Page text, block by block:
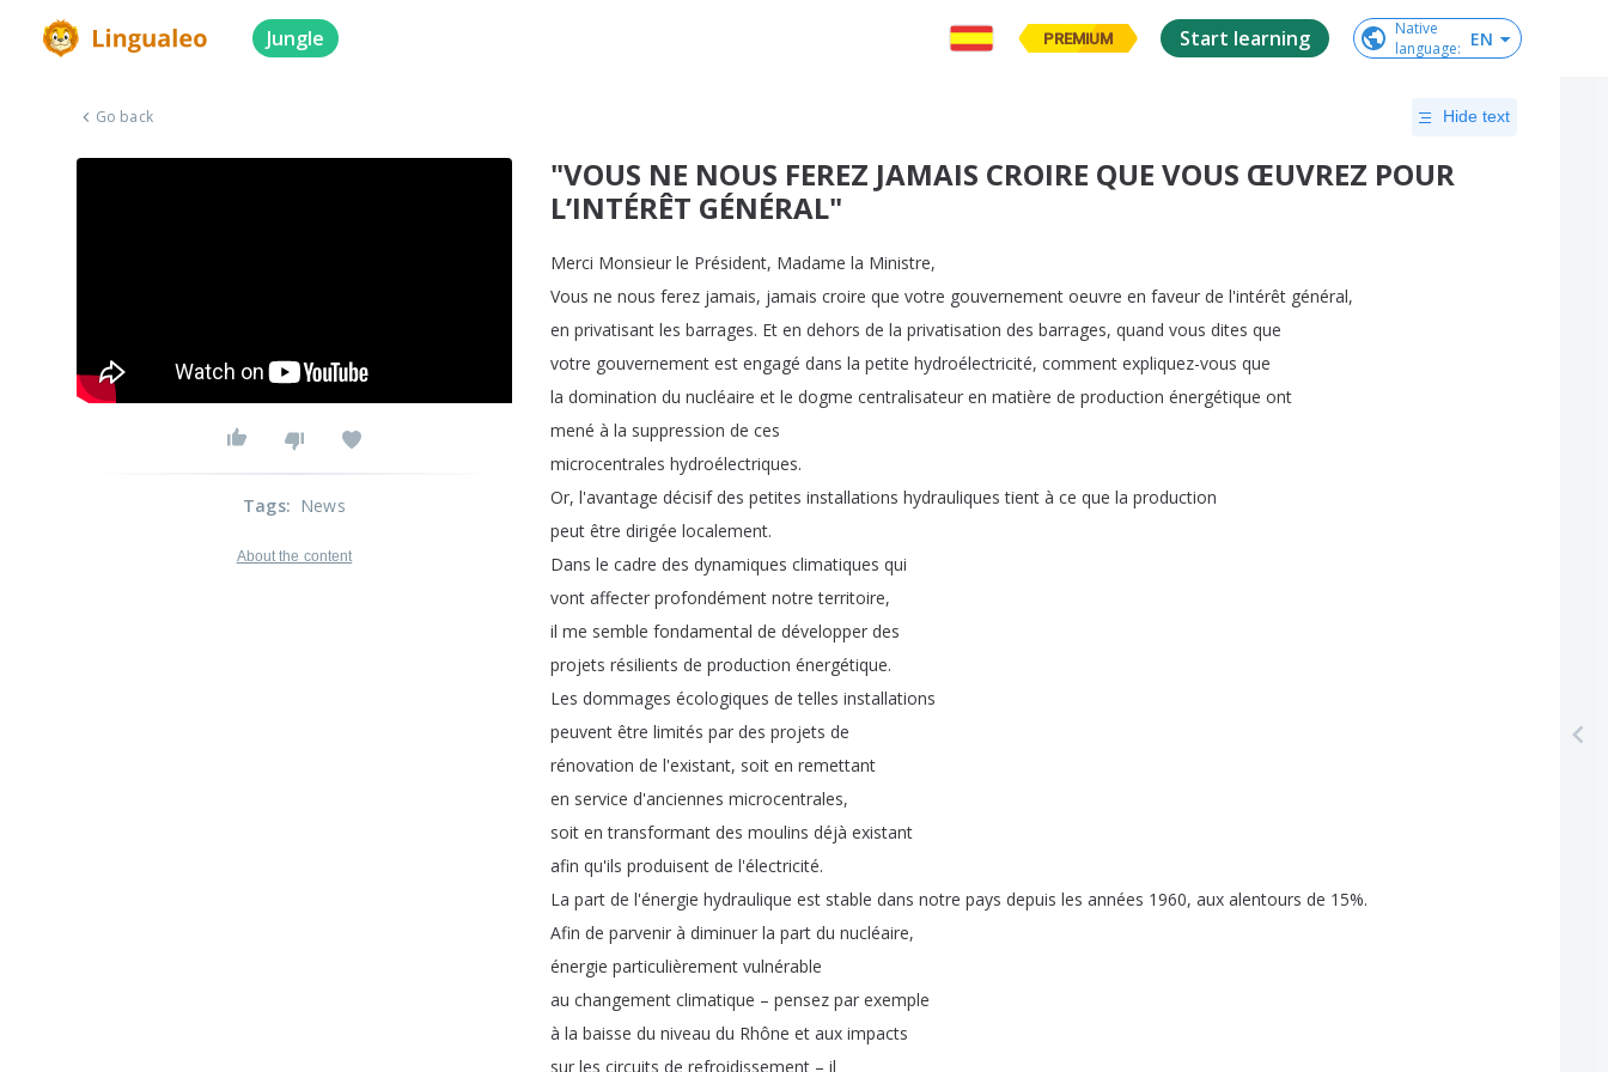
Jungle PREMIUM Start learning
Native
language: EN
Go back Hide text
"VOUS NE NOUS FEREZ JAMAIS CROIRE QUE VOUS ŒUVREZ POUR
L’INTÉRÊT GÉNÉRAL"
Merci Monsieur le Président, Madame la Ministre,
Vous ne nous ferez jamais, jamais croire que votre gouvernement oeuvre en faveur de l'intérêt général,
en privatisant les barrages. Et en dehors de la privatisation des barrages, quand vous dites que
votre gouvernement est engagé dans la petite hydroélectricité, comment expliquez-vous que
la domination du nucléaire et le dogme centralisateur en matière de production énergétique ont
mené à la suppression de ces
microcentrales hydroélectriques.
Or, l'avantage décisif des petites installations hydrauliques tient à ce que la production
peut être dirigée localement.
Dans le cadre des dynamiques climatiques qui
vont affecter profondément notre territoire,
il me semble fondamental de développer des
projets résilients de production énergétique.
Les dommages écologiques de telles installations
peuvent être limités par des projets de
rénovation de l'existant, soit en remettant
en service d'anciennes microcentrales,
soit en transformant des moulins déjà existant
afin qu'ils produisent de l'électricité.
La part de l'énergie hydraulique est stable dans notre pays depuis les années 1960, aux alentours de 15%.
Afin de parvenir à diminuer la part du nucléaire,
énergie particulièrement vulnérable
au changement climatique – pensez par exemple
à la baisse du niveau du Rhône et aux impacts
sur les circuits de refroidissement – il
Tags: News
About the content